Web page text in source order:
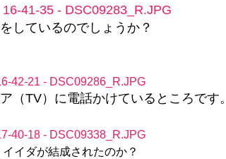
しているのでしょうか？
（TV）に電話かけているところです。
イダが結成されたのか？